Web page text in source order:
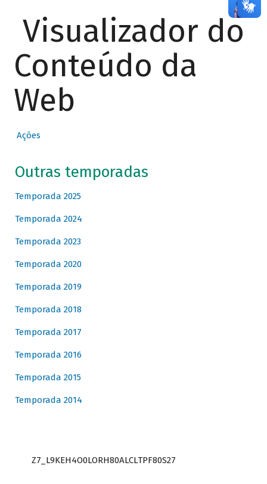
Visualizador do
Conteúdo da
Web
Ações
Outras temporadas
Temporada 2025
Temporada 2024
Temporada 2023
Temporada 2020
Temporada 2019
Temporada 2018
Temporada 2017
Temporada 2016
Temporada 2015
Temporada 2014
Z7_L9KEH4O0LORH80ALCLTPF80S27